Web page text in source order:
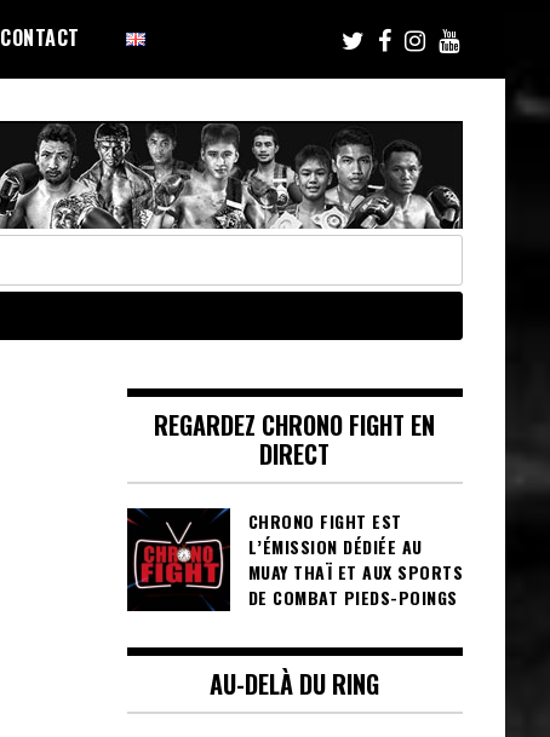
CONTACT
REGARDEZ CHRONO FIGHT EN
DIRECT
CHRONO FIGHT EST
L’ÉMISSION DÉDIÉE AU
MUAY THAÏ ET AUX SPORTS
DE COMBAT PIEDS-POINGS
AU-DELÀ DU RING